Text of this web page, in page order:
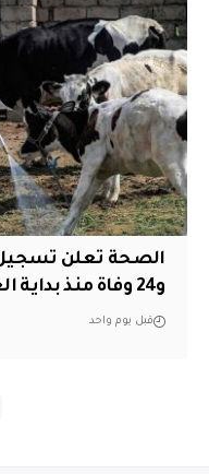
و24 وفاة منذ بداية العام الجاري
قبل يوم واحد